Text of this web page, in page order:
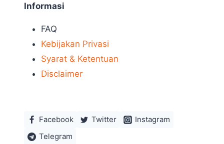
Informasi
FAQ
Kebijakan Privasi
Syarat & Ketentuan
Disclaimer
Facebook Twitter
Instagram
Telegram